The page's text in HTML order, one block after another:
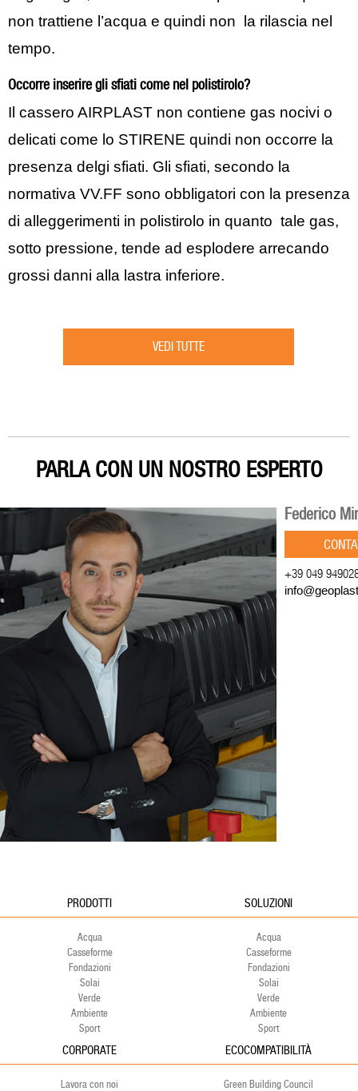
non trattiene l’acqua e quindi non la rilascia nel
tempo.
Occorre inserire gli sfiati come nel polistirolo?
Il cassero AIRPLAST non contiene gas nocivi o
delicati come lo STIRENE quindi non occorre la
presenza delgi sfiati. Gli sfiati, secondo la
normativa VV.FF sono obbligatori con la presenza
di alleggerimenti in polistirolo in quanto tale gas,
sotto pressione, tende ad esplodere arrecando
grossi danni alla lastra inferiore.
VEDI TUTTE
PARLA CON UN NOSTRO ESPERTO
Federico
+39 049
PRODOTTI
Acqua
Casseforme
Fondazioni
Solai
Verde
Ambiente
Sport
SOLUZIONI
Acqua
Casseforme
Fondazioni
Solai
Verde
Ambiente
Sport
CORPORATE
Lavora con noi
ECOCOMPATIBILITÀ
Green Building Council